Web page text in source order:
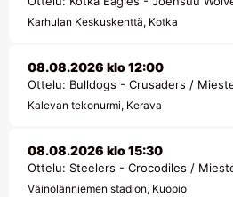
Karhulan Keskuskenttä, Kotka
08.08.2026 klo 12:00
Ottelu: Bulldogs - Crusaders /
Kalevan tekonurmi, Kerava
08.08.2026 klo 15:30
Ottelu: Steelers - Crocodiles /
Väinölänniemen stadion, Kuopio